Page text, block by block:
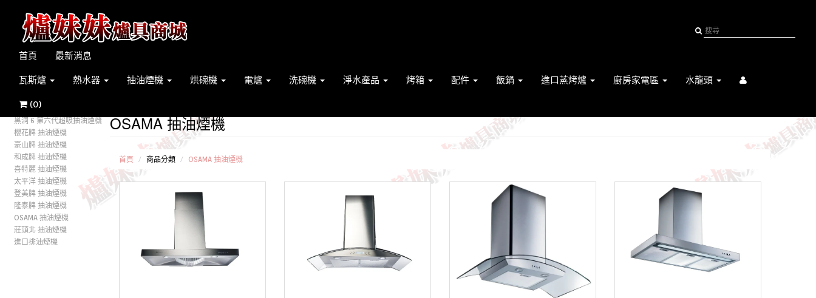
首頁 最新消息
瓦斯爐 熱水器 抽油煙機 烘碗機 電爐 洗碗機 淨水產品 烤箱 配件 飯鍋 進口蒸烤爐 廚房家電區 水龍頭
(0)
黑洞 6 第六代超吸抽油煙機
櫻花牌 抽油煙機
豪山牌 抽油煙機
和成牌 抽油煙機
喜特麗 抽油煙機
太平洋 抽油煙機
登美牌 抽油煙機
隆泰牌 抽油煙機
OSAMA 抽油煙機
莊頭北 抽油煙機
進口排油煙機
OSAMA 抽油煙機
首頁 商品分類 OSAMA 抽油煙機